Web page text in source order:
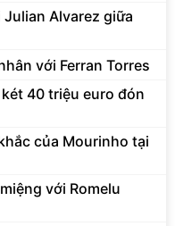
Alvarez giữa
với Ferran Torres
40 triệu euro đón
của Mourinho tại
với Romelu